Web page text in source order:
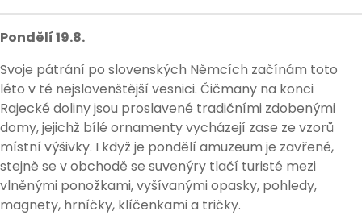
Pondělí 19.8.
Svoje pátrání po slovenských Němcích začínám toto
léto v té nejslovenštější vesnici. Čičmany na konci
Rajecké doliny jsou proslavené tradičními zdobenými
domy, jejichž bílé ornamenty vycházejí zase ze vzorů
místní výšivky. I když je pondělí amuzeum je zavřené,
stejně se v obchodě se suvenýry tlačí turisté mezi
vlněnými ponožkami, vyšívanými opasky, pohledy,
magnety, hrníčky, klíčenkami a tričky.